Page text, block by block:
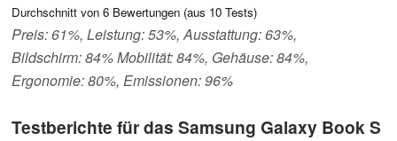
Durchschnitt von 6 Bewertungen (aus 10 Tests)
Preis: 61%, Leistung: 53%, Ausstattung: 63%,
Bildschirm: 84% Mobilität: 84%, Gehäuse: 84%,
Ergonomie: 80%, Emissionen: 96%
Testberichte für das Samsung Galaxy Book S